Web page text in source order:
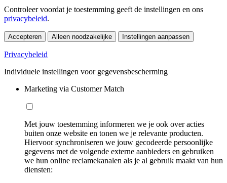
Controleer voordat je toestemming geeft de instellingen en ons
privacybeleid.
Accepteren Alleen noodzakelijke Instellingen aanpassen
Privacybeleid
Individuele instellingen voor gegevensbescherming
Marketing via Customer Match
Met jouw toestemming informeren we je ook over acties
buiten onze website en tonen we je relevante producten.
Hiervoor synchroniseren we jouw gecodeerde persoonlijke
gegevens met de volgende externe aanbieders en gebruiken
we hun online reclamekanalen als je al gebruik maakt van hun
diensten: